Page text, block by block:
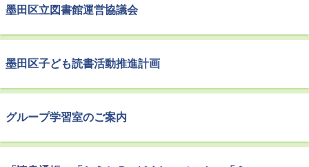
墨田区立図書館運営協議会
墨田区子ども読書活動推進計画
グループ学習室のご案内